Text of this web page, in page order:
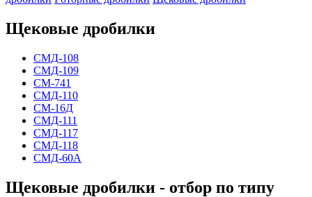
Щековые дробилки
СМД-108
СМД-109
СМ-741
СМД-110
СМ-16Д
СМД-111
СМД-117
СМД-118
СМД-60А
Щековые дробилки - отбор по типу